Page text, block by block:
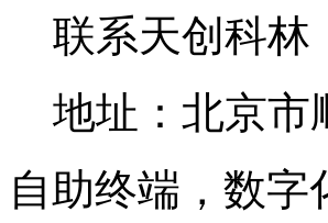
联系天创科林
地址：北京市
自助终端，数